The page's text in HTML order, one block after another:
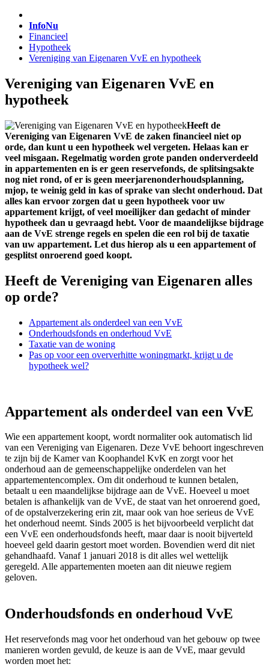
InfoNu
Financieel
Hypotheek
Vereniging van Eigenaren VvE en hypotheek
Vereniging van Eigenaren VvE en
hypotheek
Heeft de
Vereniging van Eigenaren VvE de zaken financieel niet op
orde, dan kunt u een hypotheek wel vergeten. Helaas kan er
veel misgaan. Regelmatig worden grote panden onderverdeeld
in appartementen en is er geen reservefonds, de splitsingsakte
nog niet rond, of er is geen meerjarenonderhoudsplanning,
mjop, te weinig geld in kas of sprake van slecht onderhoud. Dat
alles kan ervoor zorgen dat u geen hypotheek voor uw
appartement krijgt, of veel moeilijker dan gedacht of minder
hypotheek dan u gevraagd hebt. Voor de maandelijkse bijdrage
aan de VvE strenge regels en spelen die een rol bij de taxatie
van uw appartement. Let dus hierop als u een appartement of
gesplitst onroerend goed koopt.
Heeft de Vereniging van Eigenaren alles
op orde?
Appartement als onderdeel van een VvE
Onderhoudsfonds en onderhoud VvE
Taxatie van de woning
Pas op voor een oververhitte woningmarkt, krijgt u de
hypotheek wel?
Appartement als onderdeel van een VvE
Wie een appartement koopt, wordt normaliter ook automatisch lid
van een Vereniging van Eigenaren. Deze VvE behoort ingeschreven
te zijn bij de Kamer van Koophandel KvK en zorgt voor het
onderhoud aan de gemeenschappelijke onderdelen van het
appartementencomplex. Om dit onderhoud te kunnen betalen,
betaalt u een maandelijkse bijdrage aan de VvE. Hoeveel u moet
betalen is afhankelijk van de VvE, de staat van het onroerend goed,
of de opstalverzekering erin zit, maar ook van hoe serieus de VvE
het onderhoud neemt. Sinds 2005 is het bijvoorbeeld verplicht dat
een VvE een onderhoudsfonds heeft, maar daar is nooit bijverteld
hoeveel geld daarin gestort moet worden. Bovendien werd dit niet
gehandhaafd. Vanaf 1 januari 2018 is dit alles wel wettelijk
geregeld. Alle appartementen moeten aan dit nieuwe regiem
geloven.
Onderhoudsfonds en onderhoud VvE
Het reservefonds mag voor het onderhoud van het gebouw op twee
manieren worden gevuld, de keuze is aan de VvE, maar gevuld
worden moet het: